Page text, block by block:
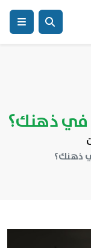
في ذهنك؟
ذهنك؟